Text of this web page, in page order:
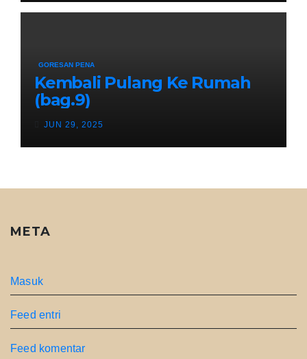
GORESAN PENA
Kembali Pulang Ke Rumah
(bag.9)
JUN 29, 2025
META
Masuk
Feed entri
Feed komentar